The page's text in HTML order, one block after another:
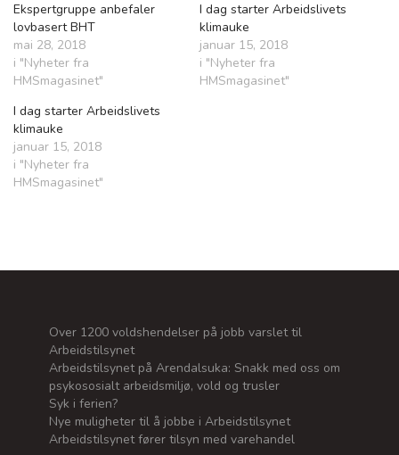
Ekspertgruppe anbefaler
lovbasert BHT
mai 28, 2018
i "Nyheter fra
HMSmagasinet"
I dag starter Arbeidslivets
klimauke
januar 15, 2018
i "Nyheter fra
HMSmagasinet"
I dag starter Arbeidslivets
klimauke
januar 15, 2018
i "Nyheter fra
HMSmagasinet"
Over 1200 voldshendelser på jobb varslet til
Arbeidstilsynet
Arbeidstilsynet på Arendalsuka: Snakk med oss om
psykososialt arbeidsmiljø, vold og trusler
Syk i ferien?
Nye muligheter til å jobbe i Arbeidstilsynet
Arbeidstilsynet fører tilsyn med varehandel